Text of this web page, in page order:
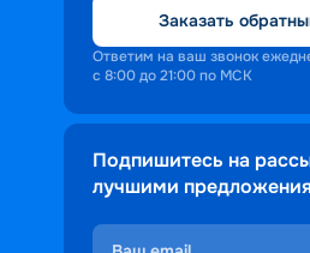
Заказать
Ответим на ваш звонок
с 8:00 до 21:00 по МСК
Подпишитесь на
лучшими